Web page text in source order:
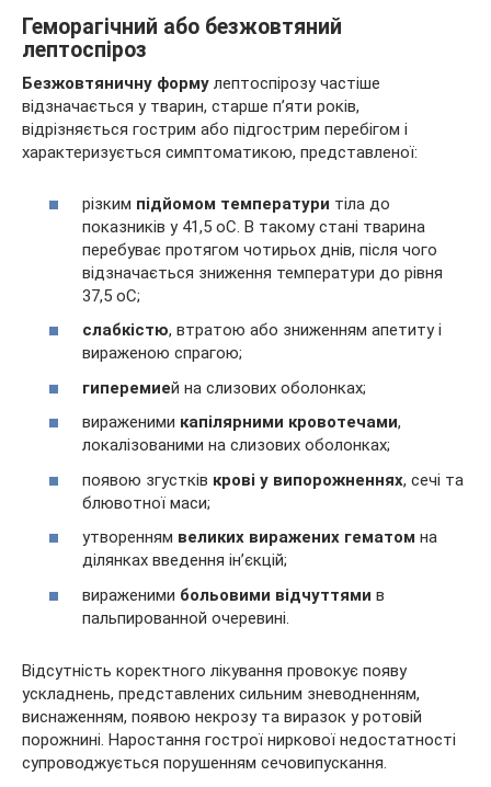
Геморагічний або безжовтяний
лептоспіроз
Безжовтяничну форму лептоспірозу частіше
відзначається у тварин, старше п’яти років,
відрізняється гострим або підгострим перебігом і
характеризується симптоматикою, представленої:
різким підйомом температури тіла до
показників у 41,5 оС. В такому стані тварина
перебуває протягом чотирьох днів, після чого
відзначається зниження температури до рівня
37,5 оС;
слабкістю, втратою або зниженням апетиту і
вираженою спрагою;
гиперемией на слизових оболонках;
вираженими капілярними кровотечами,
локалізованими на слизових оболонках;
появою згустків крові у випорожненнях, сечі та
блювотної маси;
утворенням великих виражених гематом на
ділянках введення ін’єкцій;
вираженими больовими відчуттями в
пальпированной очеревині.
Відсутність коректного лікування провокує появу
ускладнень, представлених сильним зневодненням,
виснаженням, появою некрозу та виразок у ротовій
порожнині. Наростання гострої ниркової недостатності
супроводжується порушенням сечовипускання.